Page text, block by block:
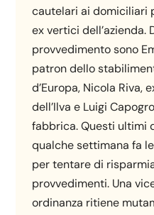
cautelari ai domiciliari
ex vertici dell’azienda.
provvedimento sono
patron dello
d’Europa, Nicola Riva,
dell’Ilva e Luigi
fabbrica. Questi ultimi
qualche settimana fa
per tentare di
provvedimenti. Una
ordinanza ritiene